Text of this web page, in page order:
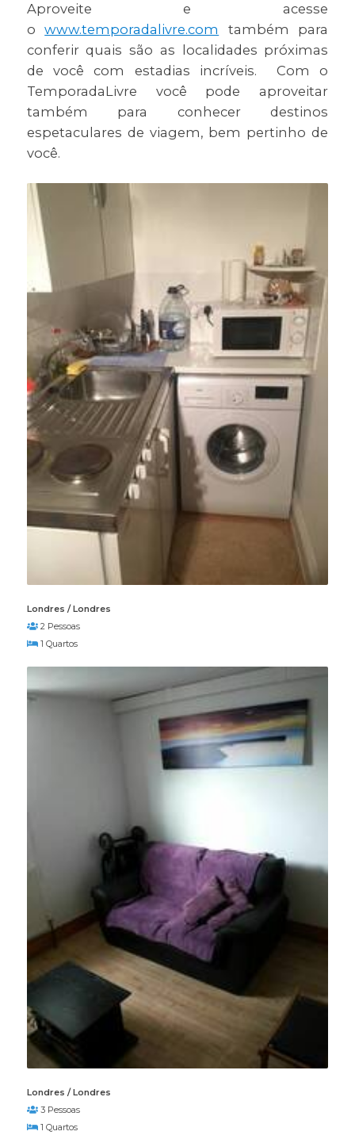
Aproveite e acesse
owww.temporadalivre.com
também para
conferir quais são as localidades próximas
de você com estadias incríveis. Com o
TemporadaLivre você pode aproveitar
também para conhecer destinos
espetaculares de viagem, bem pertinho de
você.
Londres / Londres
2 Pessoas
1 Quartos
Londres / Londres
3 Pessoas
1 Quartos